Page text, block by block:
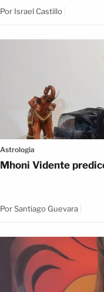
Por Israel Castillo
Astrologia
Mhoni Vidente
PorSantiago Guevara